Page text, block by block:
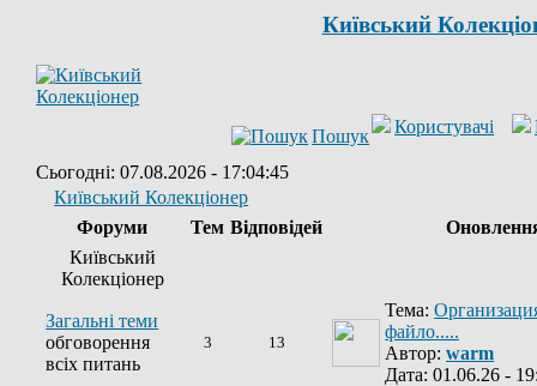
Київський
Пошук Користувачі
Сьогодні: 07.08.2026 - 17:04:45
Київський Колекціонер
Форуми
Тем Відповідей
Київський
Колекціонер
Загальні теми
обговорення
всіх питань
3 13
Тема:
файло.....
Автор:warm
Дата: 01.06.26 -